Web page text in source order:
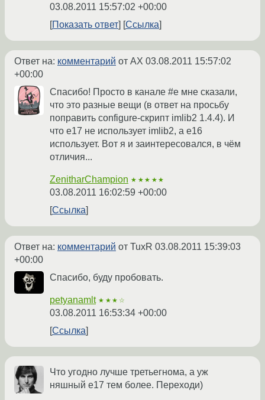
03.08.2011 15:57:02 +00:00
Показать ответ
Ссылка
Ответ на: комментарий от AX 03.08.2011 15:57:02
+00:00
Спасибо! Просто в канале #e мне сказали,
что это разные вещи (в ответ на просьбу
поправить configure-скрипт imlib2 1.4.4). И
что e17 не использует imlib2, а e16
использует. Вот я и заинтересовался, в чём
отличия...
ZenitharChampion ★★★★★
03.08.2011 16:02:59 +00:00
Ссылка
Ответ на: комментарий от TuxR 03.08.2011 15:39:03
+00:00
Спасибо, буду пробовать.
petyanamlt ★★★☆
03.08.2011 16:53:34 +00:00
Ссылка
Что угодно лучше третьегнома, а уж
няшный е17 тем более. Переходи)